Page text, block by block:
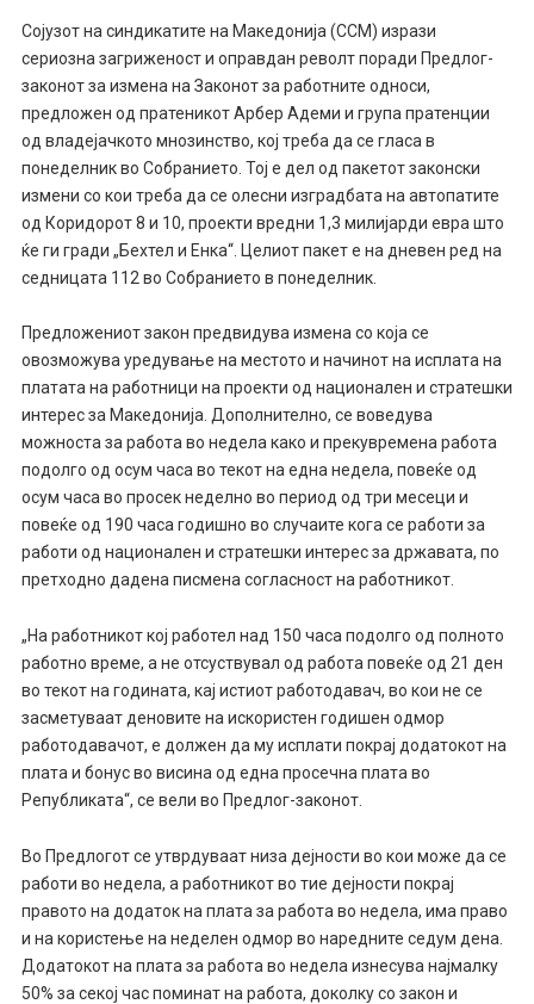
Сојузот на синдикатите на Македонија (ССМ) изрази
сериозна загриженост и оправдан револт поради Предлог-
законот за измена на Законот за работните односи,
предложен од пратеникот Арбер Адеми и група пратенции
од владејачкото мнозинство, кој треба да се гласа в
понеделник во Собранието. Тој е дел од пакетот законски
измени со кои треба да се олесни изградбата на автопатите
од Коридорот 8 и 10, проекти вредни 1,3 милијарди евра што
ќе ги гради „Бехтел и Енка“. Целиот пакет е на дневен ред на
седницата 112 во Собранието в понеделник.
Предложениот закон предвидува измена со која се
овозможува уредување на местото и начинот на исплата на
платата на работници на проекти од национален и стратешки
интерес за Македонија. Дополнително, се воведува
можноста за работа во недела како и прекувремена работа
подолго од осум часа во текот на една недела, повеќе од
осум часа во просек неделно во период од три месеци и
повеќе од 190 часа годишно во случаите кога се работи за
работи од национален и стратешки интерес за државата, по
претходно дадена писмена согласност на работникот.
„На работникот кој работел над 150 часа подолго од полното
работно време, а не отсуствувал од работа повеќе од 21 ден
во текот на годината, кај истиот работодавач, во кои не се
засметуваат деновите на искористен годишен одмор
работодавачот, е должен да му исплати покрај додатокот на
плата и бонус во висина од една просечна плата во
Републиката“, се вели во Предлог-законот.
Во Предлогот се утврдуваат низа дејности во кои може да се
работи во недела, а работникот во тие дејности покрај
правото на додаток на плата за работа во недела, има право
и на користење на неделен одмор во наредните седум дена.
Додатокот на плата за работа во недела изнесува најмалку
50% за секој час поминат на работа, доколку со закон и